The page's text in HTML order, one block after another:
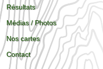
Résultats
Médias / Photos
Nos cartes
Contact